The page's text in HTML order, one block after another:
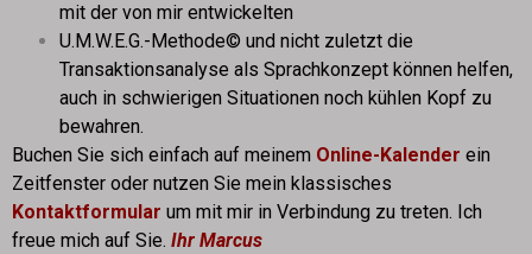
mit der von mir entwickelten
U.M.W.E.G.-Methode© und nicht zuletzt die
Transaktionsanalyse als Sprachkonzept können helfen,
auch in schwierigen Situationen noch kühlen Kopf zu
bewahren.
Buchen Sie sich einfach auf meinem Online-Kalender ein
Zeitfenster oder nutzen Sie mein klassisches
Kontaktformular um mit mir in Verbindung zu treten. Ich
freue mich auf Sie. Ihr Marcus